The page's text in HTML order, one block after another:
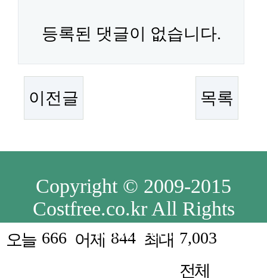
등록된 댓글이 없습니다.
이전글 목록
Copyright © 2009-2015
Costfree.co.kr All Rights
Reserved.
오늘 666 어제 844 최대 7,003
전체